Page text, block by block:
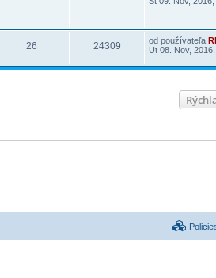
26 24309 od používateľa
Ut 08. Nov,